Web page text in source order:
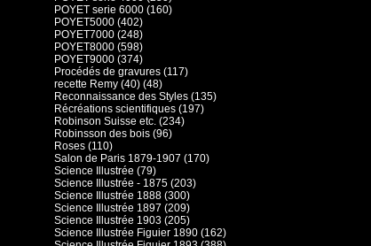
POYET serie 6000 (160)
POYET5000 (402)
POYET7000 (248)
POYET8000 (598)
POYET9000 (374)
Procédés de gravures (117)
recette Remy (40) (48)
Reconnaissance des Styles (135)
Récréations scientifiques (197)
Robinson Suisse etc. (234)
Robinsson des bois (96)
Roses (110)
Salon de Paris 1879-1907 (170)
Science Illustrée (79)
Science Illustrée - 1875 (203)
Science Illustrée 1888 (300)
Science Illustrée 1897 (209)
Science Illustrée 1903 (205)
Science Illustrée Figuier 1890 (162)